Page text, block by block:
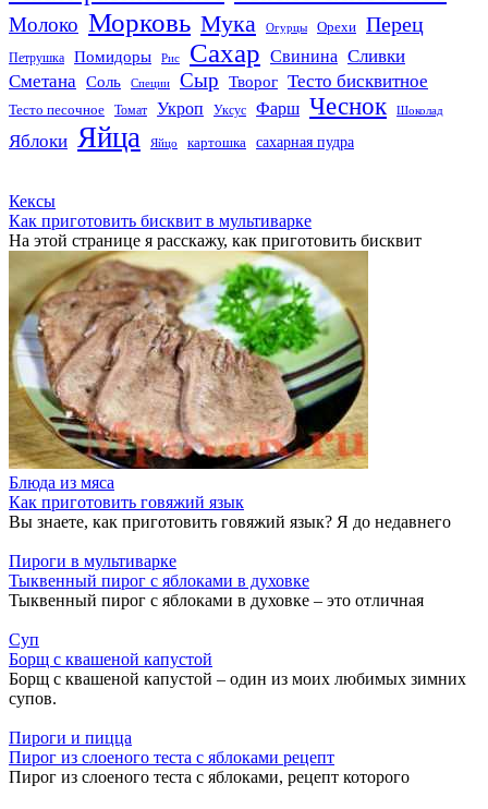
Молоко Морковь Мука Огурцы Орехи Перец
Петрушка Помидоры Рис Сахар Свинина Сливки
Сметана
Соль Специи Сыр Творог Тесто бисквитное
Тесто песочное Томат Укроп Уксус Фарш Чеснок Шоколад
Яблоки Яйца Яйцо картошка сахарная пудра
Кексы
Как приготовить бисквит в мультиварке
На этой странице я расскажу, как приготовить бисквит
Блюда из мяса
Как приготовить говяжий язык
Вы знаете, как приготовить говяжий язык? Я до недавнего
Пироги в мультиварке
Тыквенный пирог с яблоками в духовке
Тыквенный пирог с яблоками в духовке – это отличная
Суп
Борщ с квашеной капустой
Борщ с квашеной капустой – один из моих любимых зимних
супов.
Пироги и пицца
Пирог из слоеного теста с яблоками рецепт
Пирог из слоеного теста с яблоками, рецепт которого